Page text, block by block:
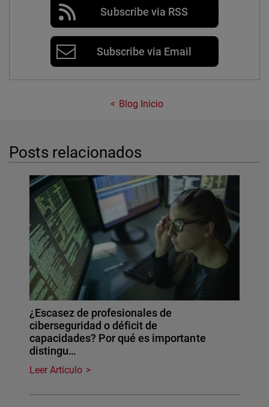
Subscribe via RSS
Subscribe via Email
Blog Inicio
Posts relacionados
¿Escasez de profesionales de
ciberseguridad o déficit de
capacidades? Por qué es importante
distingu…
Leer Artículo